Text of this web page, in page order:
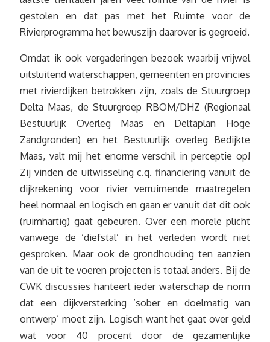
gestolen en dat pas met het Ruimte voor de
Rivierprogramma het bewuszijn daarover is gegroeid.
Omdat ik ook vergaderingen bezoek waarbij vrijwel
uitsluitend waterschappen, gemeenten en provincies
met rivierdijken betrokken zijn, zoals de Stuurgroep
Delta Maas, de Stuurgroep RBOM/DHZ (Regionaal
Bestuurlijk Overleg Maas en Deltaplan Hoge
Zandgronden) en het Bestuurlijk overleg Bedijkte
Maas, valt mij het enorme verschil in perceptie op!
Zij vinden de uitwisseling c.q. financiering vanuit de
dijkrekening voor rivier verruimende maatregelen
heel normaal en logisch en gaan er vanuit dat dit ook
(ruimhartig) gaat gebeuren. Over een morele plicht
vanwege de ‘diefstal’ in het verleden wordt niet
gesproken. Maar ook de grondhouding ten aanzien
van de uit te voeren projecten is totaal anders. Bij de
CWK discussies hanteert ieder waterschap de norm
dat een dijkversterking ‘sober en doelmatig van
ontwerp’ moet zijn. Logisch want het gaat over geld
wat voor 40 procent door de gezamenlijke